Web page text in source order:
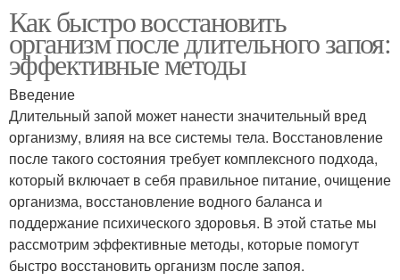
Как быстро восстановить
организм после длительного запоя:
эффективные методы
Введение
Длительный запой может нанести значительный вред
организму, влияя на все системы тела. Восстановление
после такого состояния требует комплексного подхода,
который включает в себя правильное питание, очищение
организма, восстановление водного баланса и
поддержание психического здоровья. В этой статье мы
рассмотрим эффективные методы, которые помогут
быстро восстановить организм после запоя.